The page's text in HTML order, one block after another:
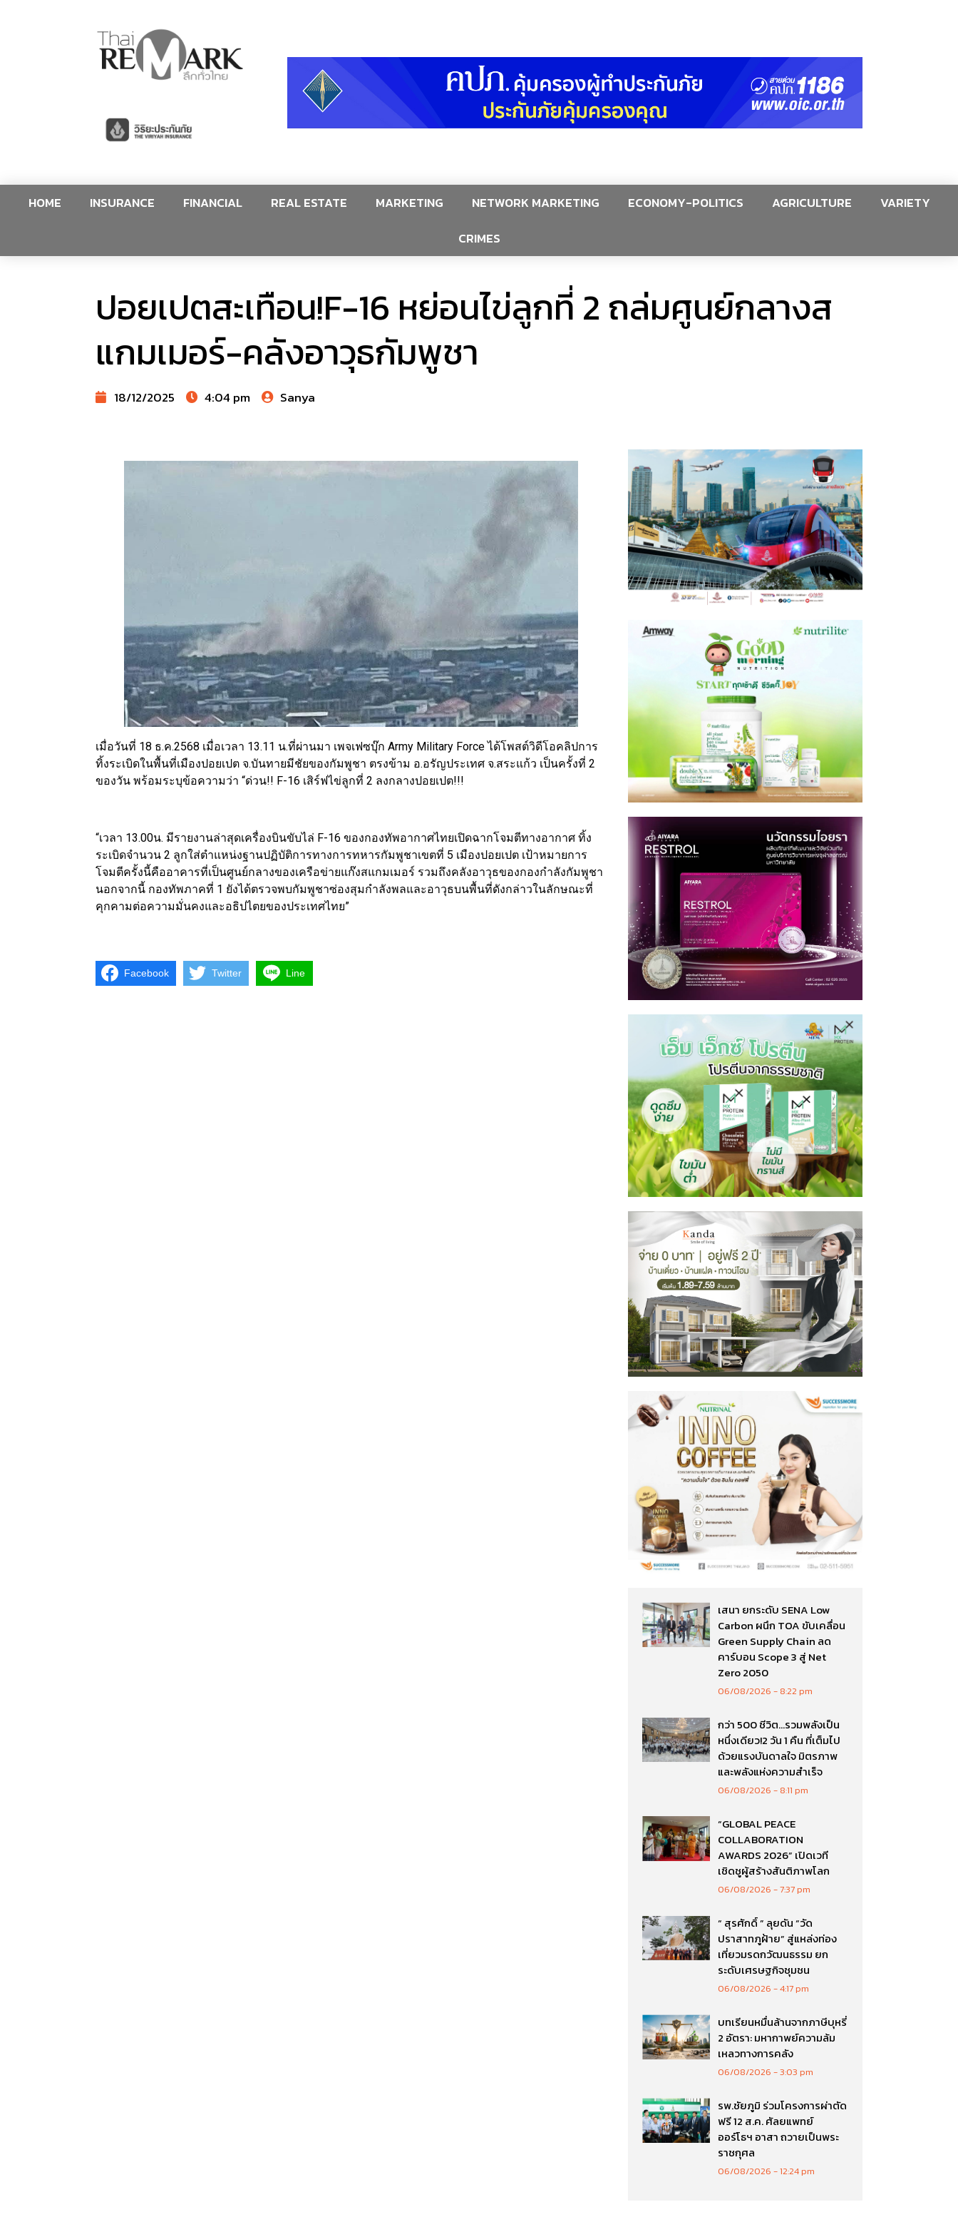
HOME INSURANCE FINANCIAL REAL ESTATE MARKETING NETWORK MARKETING ECONOMY-POLITICS AGRICULTURE
VARIETY
CRIMES
ปอยเปตสะเทือน!F-16 หย่อนไข่ลูกที่ 2 ถล่มศูนย์กลางส
แกมเมอร์-คลังอาวุธกัมพูชา
18/12/2025 4:04 pm Sanya
เมื่อวันที่ 18 ธ.ค.2568 เมื่อเวลา 13.11 น.ที่ผ่านมา เพจเฟซบุ๊ก Army Military Force ได้โพสต์วิดีโอคลิปการ
ทิ้งระเบิดในพื้นที่เมืองปอยเปต จ.บันทายมีชัยของกัมพูชา ตรงข้าม อ.อรัญประเทศ จ.สระแก้ว เป็นครั้งที่ 2
ของวัน พร้อมระบุข้อความว่า “ด่วน!! F-16 เสิร์ฟไข่ลูกที่ 2 ลงกลางปอยเปต!!!
“เวลา 13.00น. มีรายงานล่าสุดเครื่องบินขับไล่ F-16 ของกองทัพอากาศไทยเปิดฉากโจมตีทางอากาศ ทิ้ง
ระเบิดจำนวน 2 ลูกใส่ตำแหน่งฐานปฏิบัติการทางการทหารกัมพูชาเขตที่ 5 เมืองปอยเปต เป้าหมายการ
โจมตีครั้งนี้คืออาคารที่เป็นศูนย์กลางของเครือข่ายแก๊งสแกมเมอร์ รวมถึงคลังอาวุธของกองกำลังกัมพูชา
นอกจากนี้ กองทัพภาคที่ 1 ยังได้ตรวจพบกัมพูชาซ่องสุมกำลังพลและอาวุธบนพื้นที่ดังกล่าวในลักษณะที่
คุกคามต่อความมั่นคงและอธิปไตยของประเทศไทย”
Facebook Twitter Line
เสนา ยกระดับ SENA Low
Carbon ผนึก TOA ขับเคลื่อน
Green Supply Chain ลด
คาร์บอน Scope 3 สู่ Net
Zero 2050
06/08/2026 8:22 pm
กว่า 500 ชีวิต…รวมพลังเป็น
หนึ่งเดียว!2 วัน 1 คืน ที่เต็มไป
ด้วยแรงบันดาลใจ มิตรภาพ
และพลังแห่งความสำเร็จ
06/08/2026 8:11 pm
“GLOBAL PEACE
COLLABORATION
AWARDS 2026” เปิดเวที
เชิดชูผู้สร้างสันติภาพโลก
06/08/2026 7:37 pm
“ สุรศักดิ์ ” ลุยดัน “วัด
ปราสาทภูฝ้าย” สู่แหล่งท่อง
เที่ยวมรดกวัฒนธรรม ยก
ระดับเศรษฐกิจชุมชน
06/08/2026 4:17 pm
บทเรียนหมื่นล้านจากภาษีบุหรี่
2 อัตรา: มหากาพย์ความล้ม
เหลวทางการคลัง
06/08/2026 3:03 pm
รพ.ชัยภูมิ ร่วมโครงการผ่าตัด
ฟรี 12 ส.ค. ศัลยแพทย์
ออร์โธฯ อาสา ถวายเป็นพระ
ราชกุศล
06/08/2026 12:24 pm